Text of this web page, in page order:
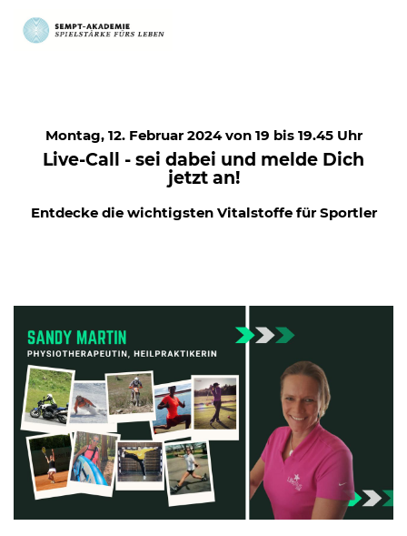
Montag, 12. Februar 2024 von 19 bis 19.45 Uhr
Live-Call - sei dabei und melde Dich
jetzt an!
Entdecke die wichtigsten Vitalstoffe für Sportler